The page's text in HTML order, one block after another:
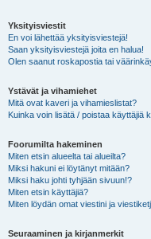
Yksityisviestit
En voi lähettää yksityisviestejä!
Saan yksityisviestejä joita en halua!
Olen saanut roskapostia tai
Ystävät ja vihamiehet
Mitä ovat kaveri ja vihamieslistat?
Kuinka voin lisätä / poistaa käyttäjiä
Foorumilta hakeminen
Miten etsin alueelta tai alueilta?
Miksi hakuni ei löytänyt mitään?
Miksi haku johti tyhjään sivuun!?
Miten etsin käyttäjiä?
Miten löydän omat viestini ja
Seuraaminen ja kirjanmerkit